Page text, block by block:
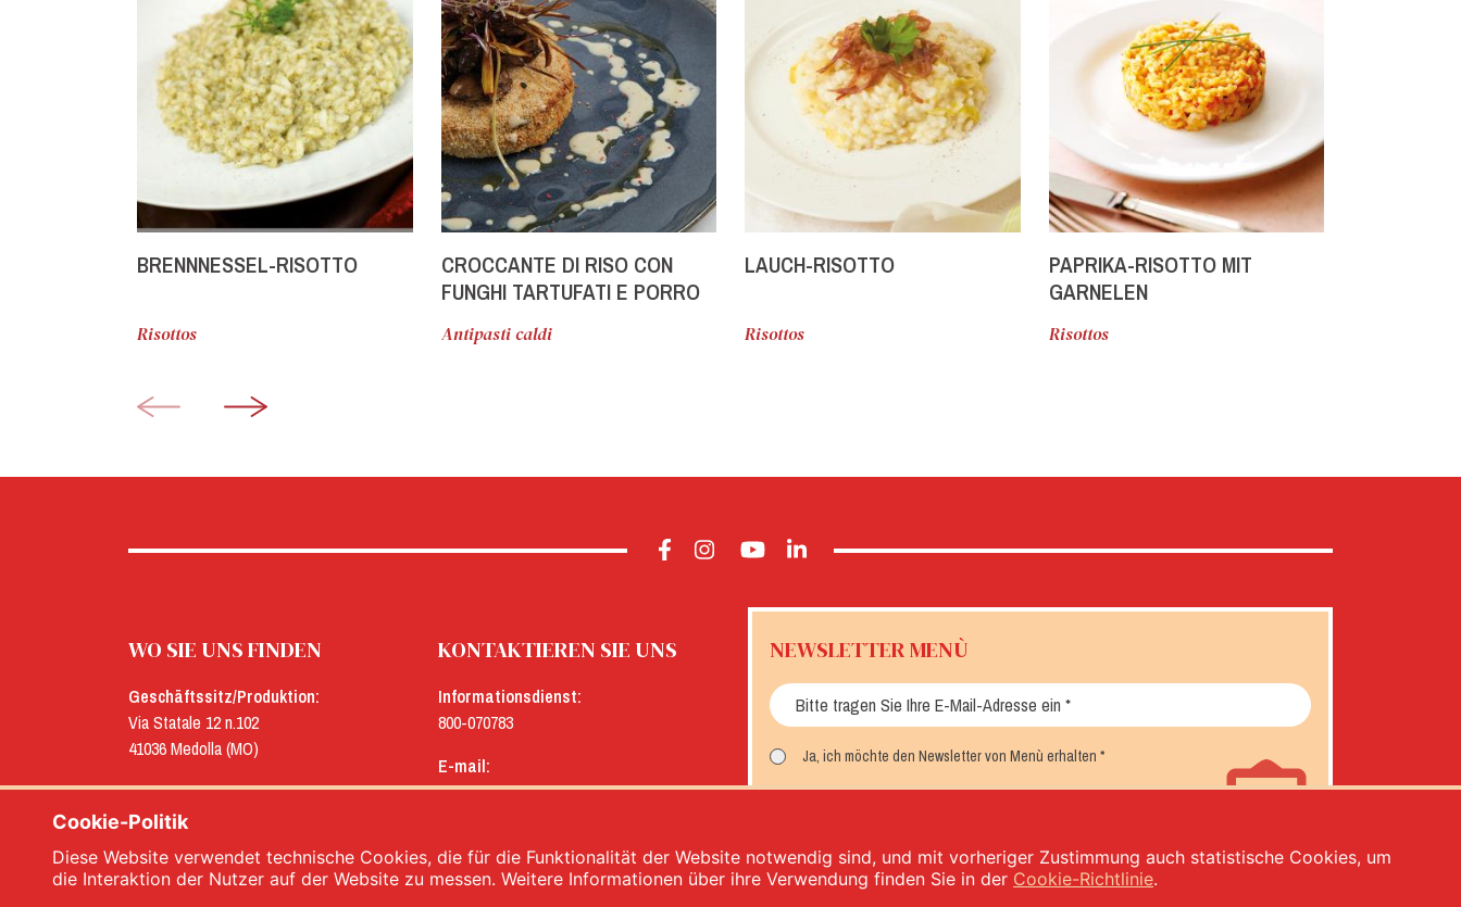
BRENNNESSEL-RISOTTO
Risottos
CROCCANTE DI RISO CON
FUNGHI TARTUFATI E PORRO
Antipasti caldi
LAUCH-RISOTTO
Risottos
PAPRIKA-RISOTTO MIT
GARNELEN
Risottos
WO SIE UNS FINDEN
Geschäftssitz/Produktion:
Via Statale 12 n.102
41036 Medolla (MO)
Verwaltung:
Via Concordia n.25
KONTAKTIEREN SIE UNS
Informationsdienst:
800-070783
E-mail:
menu@menu.it
NEWSLETTER MENÙ
Ja, ich möchte den Newsletter von Menù erhalten *
Cookie-Politik
Diese Website verwendet technische Cookies, die für die Funktionalität der Website notwendig sind, und mit vorheriger Zustimmung auch statistische Cookies, um
die Interaktion der Nutzer auf der Website zu messen. Weitere Informationen über ihre Verwendung finden Sie in der Cookie-Richtlinie.